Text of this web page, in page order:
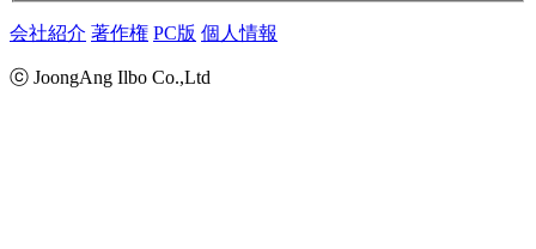
会社紹介 著作権 PC版 個人情報
ⓒ JoongAng Ilbo Co.,Ltd